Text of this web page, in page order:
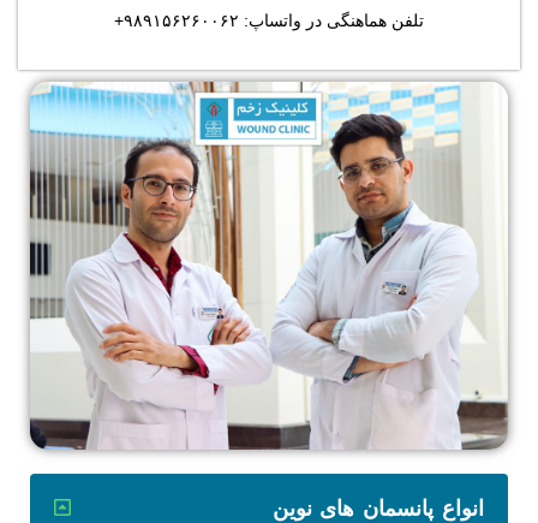
تلفن هماهنگی در واتساپ: ۹۸۹۱۵۶۲۶۰۰۶۲+
انواع پانسمان های نوین